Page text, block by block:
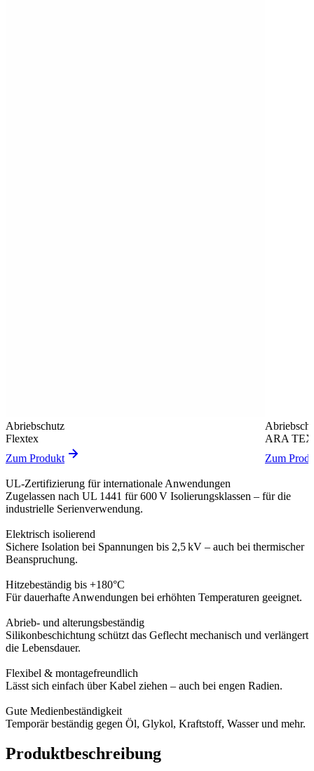
Abriebschutz
Flextex
Zum Produkt
ARA
Zum
UL-Zertifizierung für internationale Anwendungen
Zugelassen nach UL 1441 für 600 V Isolierungsklassen – für die
industrielle Serienverwendung.
Elektrisch isolierend
Sichere Isolation bei Spannungen bis 2,5 kV – auch bei thermischer
Beanspruchung.
Hitzebeständig bis +180°C
Für dauerhafte Anwendungen bei erhöhten Temperaturen geeignet.
Abrieb- und alterungsbeständig
Silikonbeschichtung schützt das Geflecht mechanisch und verlängert
die Lebensdauer.
Flexibel & montagefreundlich
Lässt sich einfach über Kabel ziehen – auch bei engen Radien.
Gute Medienbeständigkeit
Temporär beständig gegen Öl, Glykol, Kraftstoff, Wasser und mehr.
Produktbeschreibung